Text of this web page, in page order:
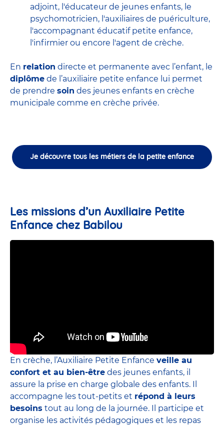
adjoint, l'éducateur de jeunes enfants, le
psychomotricien, l'auxiliaires de puériculture,
l'accompagnant éducatif petite enfance,
l'infirmier ou encore l'agent de crèche.
En relation directe et permanente avec l’enfant, le
diplôme de l’auxiliaire petite enfance lui permet
de prendre soin des jeunes enfants en crèche
municipale comme en crèche privée.
Je découvre tous les métiers de la petite enfance
Les missions d’un Auxiliaire Petite
Enfance chez Babilou
En crèche, l’Auxiliaire Petite Enfance veille au
confort et au bien-être des jeunes enfants, il
assure la prise en charge globale des enfants. Il
accompagne les tout-petits et répond à leurs
besoins tout au long de la journée. Il participe et
organise les activités pédagogiques et les repas